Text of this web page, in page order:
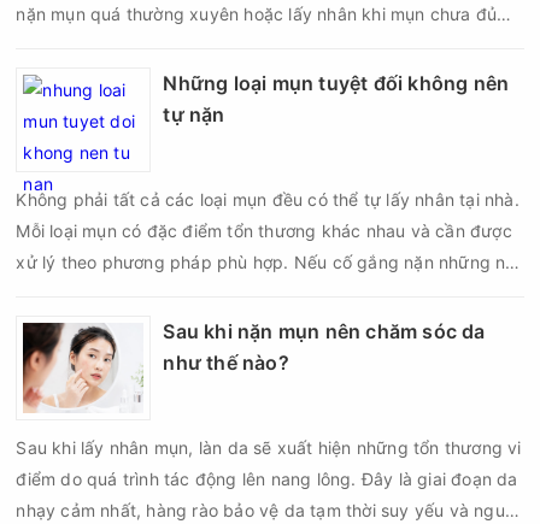
nặn mụn quá thường xuyên hoặc lấy nhân khi mụn chưa đủ
thâm sẹo. Vì vậy, bao lâu nên nặn mụn một lần là vấn đề được
nhiều người quan tâm khi xây dựng routine chăm sóc da. Tần
phục hồi của da.
Những loại mụn tuyệt đối không nên
tự nặn
Không phải tất cả các loại mụn đều có thể tự lấy nhân tại nhà.
Mỗi loại mụn có đặc điểm tổn thương khác nhau và cần được
xử lý theo phương pháp phù hợp. Nếu cố gắng nặn những nốt
nên nghiêm trọng hơn, làm tăng nguy cơ nhiễm trùng, để lại
thâm hoặc sẹo khó phục hồi.
Sau khi nặn mụn nên chăm sóc da
như thế nào?
Sau khi lấy nhân mụn, làn da sẽ xuất hiện những tổn thương vi
điểm do quá trình tác động lên nang lông. Đây là giai đoạn da
nhạy cảm nhất, hàng rào bảo vệ da tạm thời suy yếu và nguy